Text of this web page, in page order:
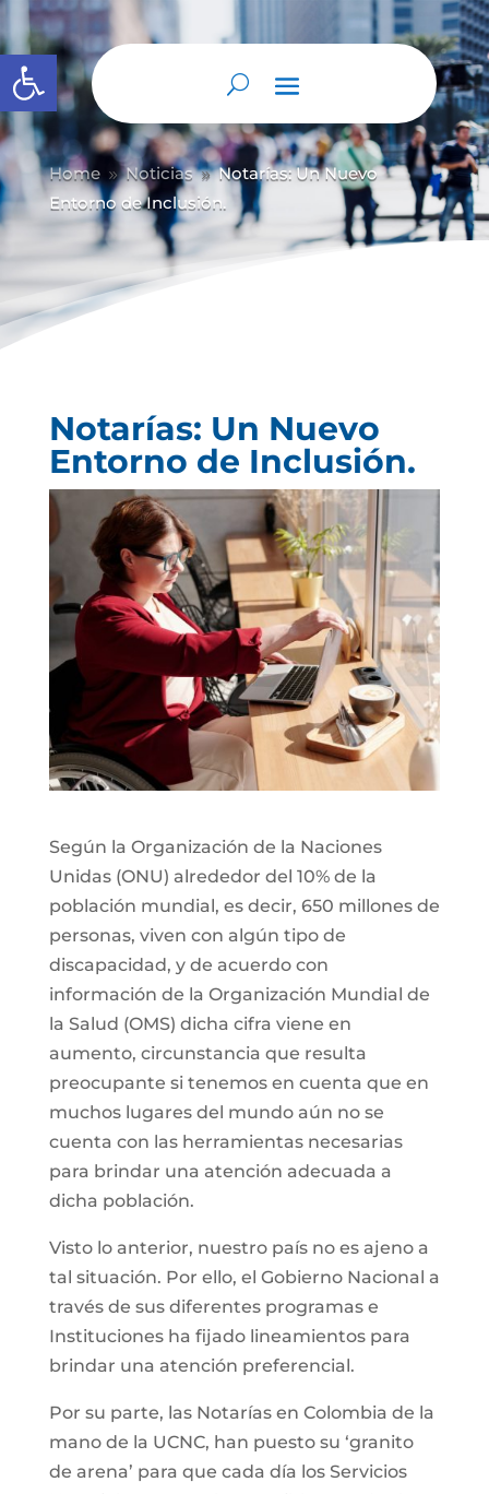
Abrir barra de herramientas
Home 9 Noticias 9 Notarías: Un Nuevo
Entorno de Inclusión.
Notarías: Un Nuevo
Entorno de Inclusión.
Según la Organización de la Naciones
Unidas (ONU) alrededor del 10% de la
población mundial, es decir, 650 millones de
personas, viven con algún tipo de
discapacidad, y de acuerdo con
información de la Organización Mundial de
la Salud (OMS) dicha cifra viene en
aumento, circunstancia que resulta
preocupante si tenemos en cuenta que en
muchos lugares del mundo aún no se
cuenta con las herramientas necesarias
para brindar una atención adecuada a
dicha población.
Visto lo anterior, nuestro país no es ajeno a
tal situación. Por ello, el Gobierno Nacional a
través de sus diferentes programas e
Instituciones ha fijado lineamientos para
brindar una atención preferencial.
Por su parte, las Notarías en Colombia de la
mano de la UCNC, han puesto su ‘granito
de arena’ para que cada día los Servicios